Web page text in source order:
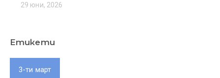
29 юни, 2026
Етикети
3-ти март